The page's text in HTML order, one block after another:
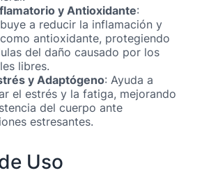
y Antioxidante:
a reducir la inflamación y
antioxidante, protegiendo
del daño causado por los
libres.
y Adaptógeno: Ayuda a
el estrés y la fatiga, mejorando
del cuerpo ante
estresantes.
Uso